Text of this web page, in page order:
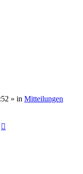
» in Mitteilungen